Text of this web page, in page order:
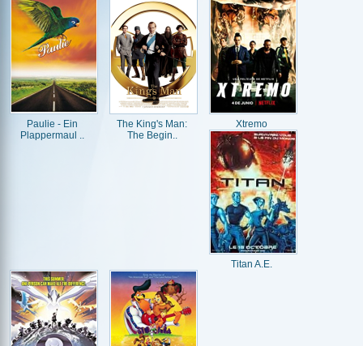
Paulie - Ein
Plappermaul ..
The King's Man:
The Begin..
Xtremo
Titan A.E.